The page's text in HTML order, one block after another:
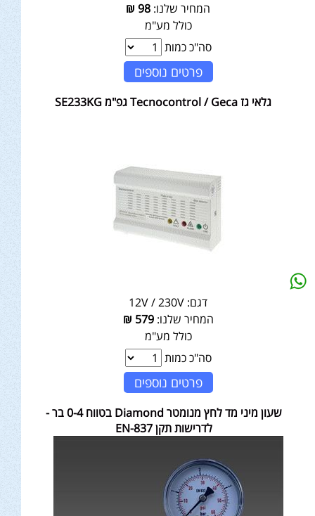
המחיר שלנו: 98
₪
כולל מע"מ
סה"כ כמות
פרטים נוספים
גלאי גז Tecnocontrol / Geca גפ"מ SE233KG
דגם: 12V / 230V
המחיר שלנו:579
₪
כולל מע"מ
סה"כ כמות
פרטים נוספים
שעון מיני מד לחץ מנומטר Diamond בטווח 0-4 בר -
לדרישות תקן EN-837